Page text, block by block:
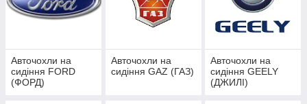
Авточохли на
сидіння FORD
(ФОРД)
Авточохли на
сидіння GAZ (ГАЗ)
Авточохли на
сидіння GEELY
(ДЖИЛІ)